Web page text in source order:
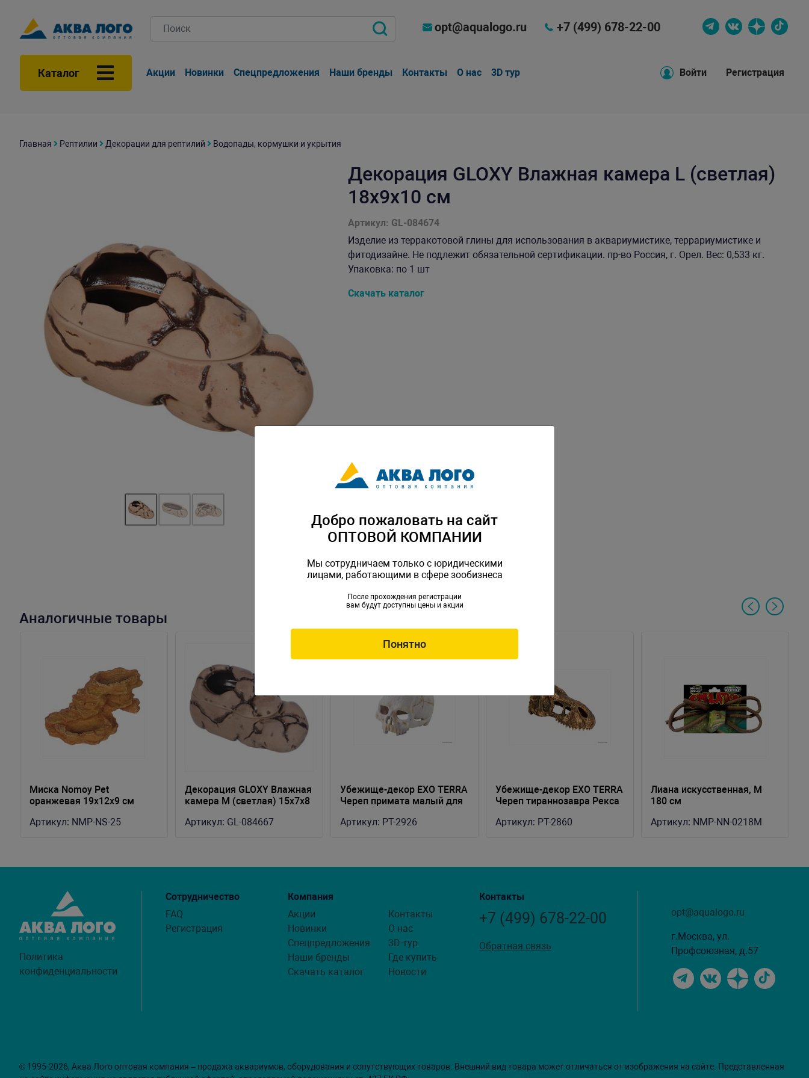
opt@aqualogo.ru +7 (499) 678-22-00
Каталог Акции Новинки Спецпредложения Наши бренды Контакты О нас 3D тур Войти Регистрация
Главная Рептилии Декорации для рептилий Водопады, кормушки и укрытия
Декорация GLOXY Влажная камера L (светлая)
18х9х10 см
Артикул: GL-084674
Изделие из терракотовой глины для использования в аквариумистике, террариумистике и
фитодизайне. Не подлежит обязательной сертификации. пр-во Россия, г. Орел. Вес: 0,533 кг.
Упаковка: по 1 шт
Скачать каталог
Аналогичные товары
Миска Nomoy Pet
оранжевая 19х12х9 см
Артикул: NMP-NS-25
Декорация GLOXY Влажная
камера M (светлая) 15х7х8
Артикул: GL-084667
Убежище-декор EXO TERRA
Череп примата малый для
Артикул: PT-2926
Убежище-декор EXO TERRA
Череп тираннозавра Рекса
Артикул: PT-2860
Лиана искусственная, M
180 см
Артикул: NMP-NN-0218M
Политика
конфиденциальности
Сотрудничество
FAQ
Регистрация
Компания
Акции
Новинки
Спецпредложения
Наши бренды
Скачать каталог
Контакты
О нас
3D-тур
Где купить
Новости
Контакты
+7 (499) 678-22-00
Обратная связь
opt@aqualogo.ru
г.Москва, ул.
Профсоюзная, д.57
© 1995-2026, Аква Лого оптовая компания – продажа аквариумов, оборудования и сопутствующих товаров. Внешний вид товара может отличаться от изображения на сайте. Представленная
Добро пожаловать на сайт
ОПТОВОЙ КОМПАНИИ
Мы сотрудничаем только с юридическими
лицами, работающими в сфере зообизнеса
После прохождения регистрации
вам будут доступны цены и акции
Понятно